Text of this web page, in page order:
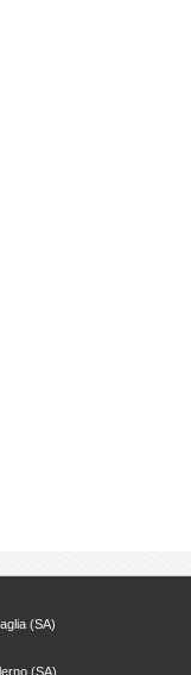
(SA)
(SA)